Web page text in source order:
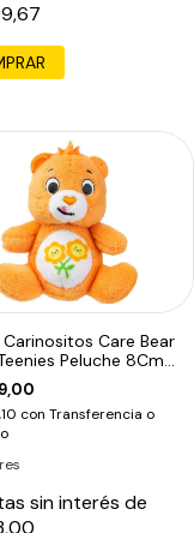
Care Bear
Peluche 8Cm
con Transferencia o
sin interés de